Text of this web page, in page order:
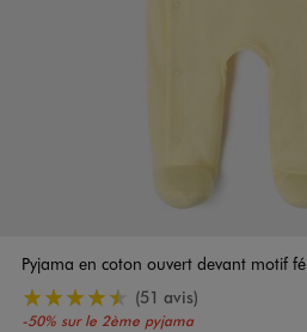
Pyjama en coton ouvert devant motif
-50% sur le 2ème pyjama
4.5/5 de moyenne
(51 avis)